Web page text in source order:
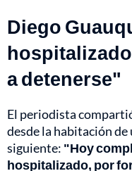
Diego
a detenerse"
El periodista
desde la habitación
siguiente: "Hoy
hospitalizado, por